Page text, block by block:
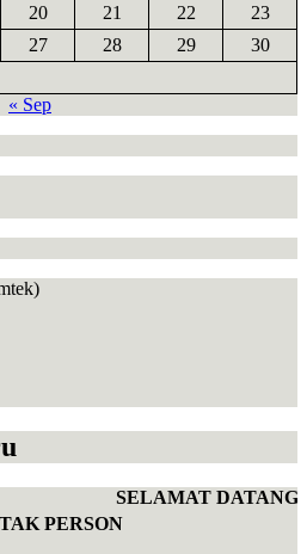
20 21 22
23
27 28 29
30
« Sep
SELAMAT DATANG
PERSON